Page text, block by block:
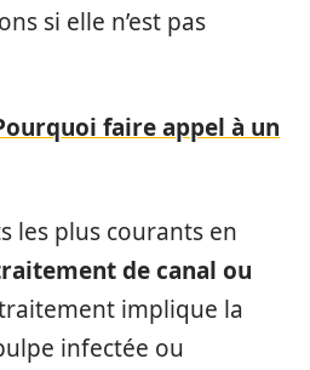
si elle n’est pas
faire appel à un
les plus courants en
de canal ou
implique la
infectée ou